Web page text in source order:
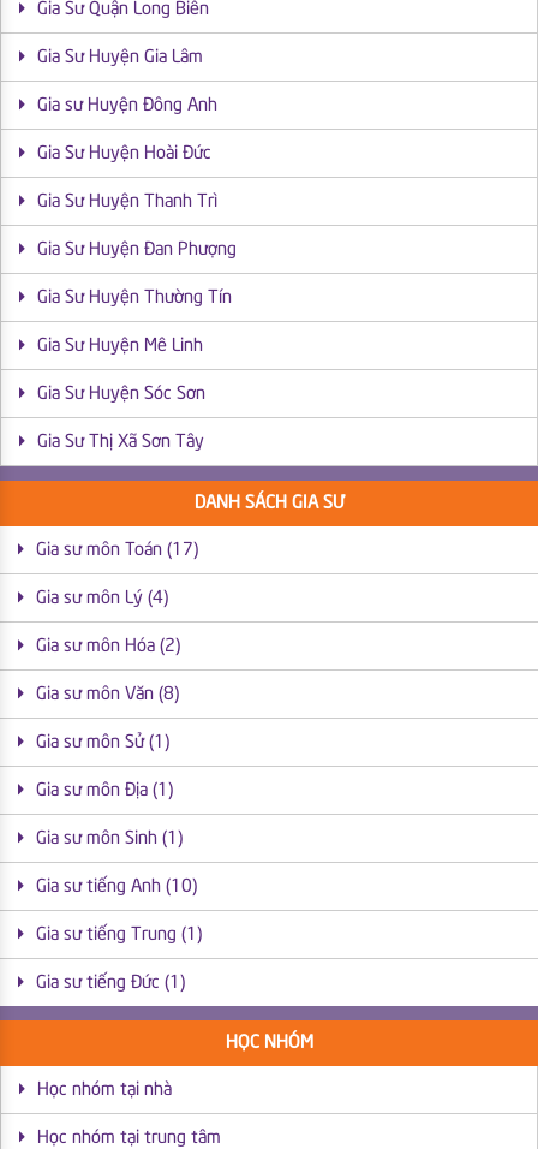
Gia Sư Quận Long Biên
Gia Sư Huyện Gia Lâm
Gia sư Huyện Đông Anh
Gia Sư Huyện Hoài Đức
Gia Sư Huyện Thanh Trì
Gia Sư Huyện Đan Phượng
Gia Sư Huyện Thường Tín
Gia Sư Huyện Mê Linh
Gia Sư Huyện Sóc Sơn
Gia Sư Thị Xã Sơn Tây
DANH SÁCH GIA SƯ
Gia sư môn Toán (17)
Gia sư môn Lý (4)
Gia sư môn Hóa (2)
Gia sư môn Văn (8)
Gia sư môn Sử (1)
Gia sư môn Địa (1)
Gia sư môn Sinh (1)
Gia sư tiếng Anh (10)
Gia sư tiếng Trung (1)
Gia sư tiếng Đức (1)
HỌC NHÓM
Học nhóm tại nhà
Học nhóm tại trung tâm